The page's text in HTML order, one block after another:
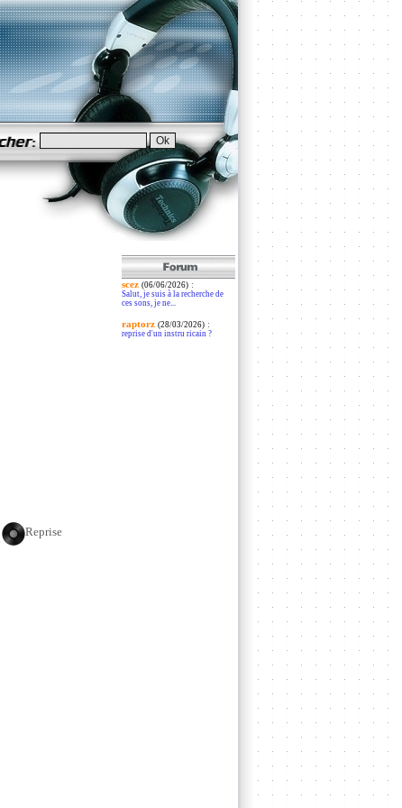
Reprise
scez (06/06/2026):
Salut, je suis à la recherche de
ces sons, je ne...
raptorz (28/03/2026):
reprise d'un instru ricain ?